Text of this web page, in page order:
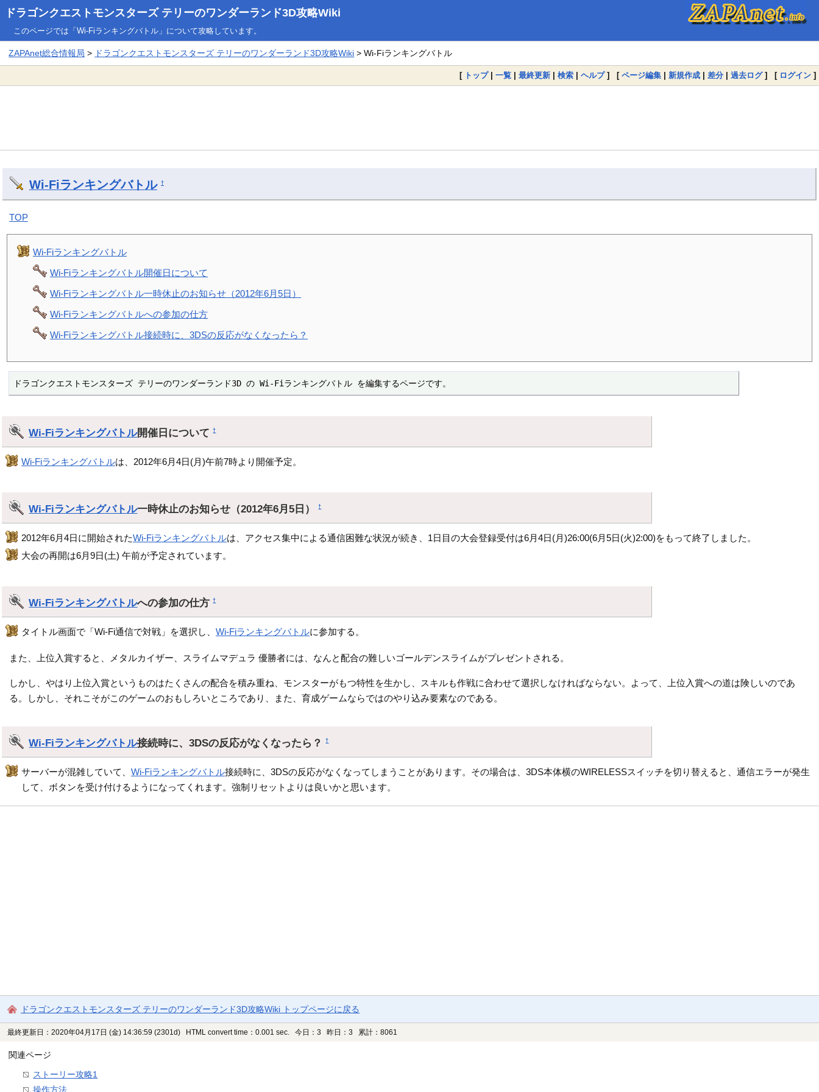
ドラゴンクエストモンスターズ テリーのワンダーランド3D攻略Wiki
このページでは「Wi-Fiランキングバトル」について攻略しています。
ZAPAnet総合情報局 > ドラゴンクエストモンスターズ テリーのワンダーランド3D攻略Wiki > Wi-Fiランキングバトル
[ トップ| 一覧 | 最終更新 | 検索 | ヘルプ] [ ページ編集 | 新規作成 | 差分 | 過去ログ] [ ログイン ]
Wi-Fiランキングバトル †
TOP
Wi-Fiランキングバトル
Wi-Fiランキングバトル開催日について
Wi-Fiランキングバトル一時休止のお知らせ（2012年6月5日）
Wi-Fiランキングバトルへの参加の仕方
Wi-Fiランキングバトル接続時に、3DSの反応がなくなったら？
ドラゴンクエストモンスターズ テリーのワンダーランド3D の Wi-Fiランキングバトル を編集するページです。
Wi-Fiランキングバトル開催日について†
Wi-Fiランキングバトルは、2012年6月4日(月)午前7時より開催予定。
Wi-Fiランキングバトル一時休止のお知らせ（2012年6月5日）†
2012年6月4日に開始されたWi-Fiランキングバトルは、アクセス集中による通信困難な状況が続き、1日目の大会登録受付は6月4日(月)26:00(6月5日(火)2:00)をもって終了しました。
大会の再開は6月9日(土) 午前が予定されています。
Wi-Fiランキングバトルへの参加の仕方†
タイトル画面で「Wi-Fi通信で対戦」を選択し、Wi-Fiランキングバトルに参加する。
また、上位入賞すると、メタルカイザー、スライムマデュラ 優勝者には、なんと配合の難しいゴールデンスライムがプレゼントされる。
しかし、やはり上位入賞というものはたくさんの配合を積み重ね、モンスターがもつ特性を生かし、スキルも作戦に合わせて選択しなければならない。よって、上位入賞への道は険しいのであ
る。しかし、それこそがこのゲームのおもしろいところであり、また、育成ゲームならではのやり込み要素なのである。
Wi-Fiランキングバトル接続時に、3DSの反応がなくなったら？†
サーバーが混雑していて、Wi-Fiランキングバトル接続時に、3DSの反応がなくなってしまうことがあります。その場合は、3DS本体横のWIRELESSスイッチを切り替えると、通信エラーが発生
して、ボタンを受け付けるようになってくれます。強制リセットよりは良いかと思います。
ドラゴンクエストモンスターズ テリーのワンダーランド3D攻略Wiki トップページに戻る
最終更新日：2020年04月17日 (金) 14:36:59 (2301d) HTML convert time：0.001 sec. 今日：3 昨日：3 累計：8061
関連ページ
ストーリー攻略1
操作方法